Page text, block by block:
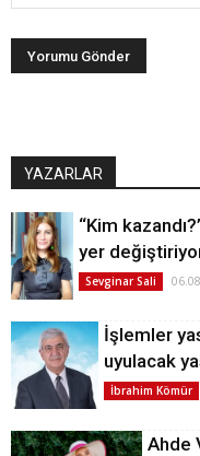
YAZARLAR
“Kim
yer
Sevginar Sali
İşlemler
uyulacak
İbrahim Kömür
Ahde